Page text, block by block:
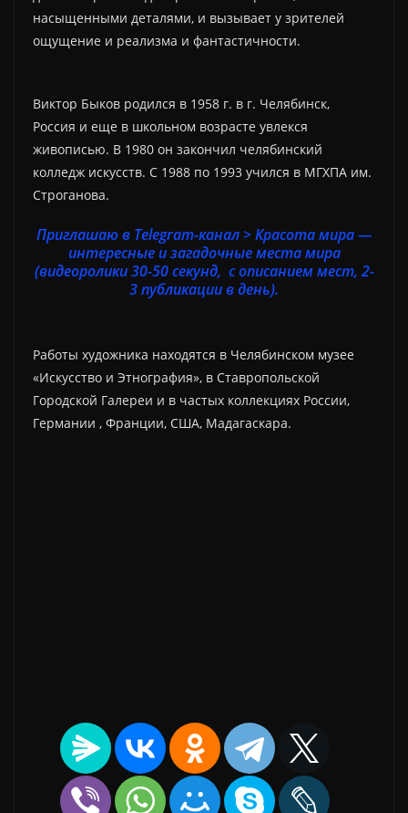
насыщенными деталями, и вызывает у зрителей
ощущение и реализма и фантастичности.
Виктор Быков родился в 1958 г. в г. Челябинск,
Россия и еще в школьном возрасте увлекся
живописью. В 1980 он закончил челябинский
колледж искусств. С 1988 по 1993 учился в МГХПА им.
Строганова.
Приглашаю в Telegram-канал > Красота мира —
интересные и загадочные места мира
(видеоролики 30-50 секунд, с описанием мест, 2-
3 публикации в день).
Работы художника находятся в Челябинском музее
«Искусство и Этнография», в Ставропольской
Городской Галереи и в частых коллекциях России,
Германии , Франции, США, Мадагаскара.